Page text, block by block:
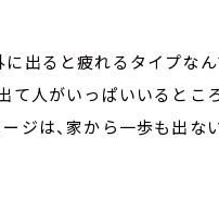
出ると疲れるタイプな
て人がいっぱいいるとこ
ジは、家から一歩も出な